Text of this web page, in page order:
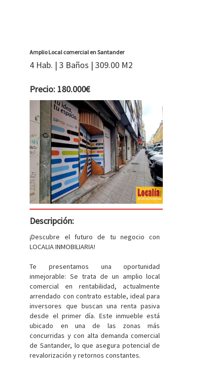
Amplio Local comercial en Santander
4 Hab. | 3 Baños | 309.00 M2
Precio: 180.000€
Descripción:
¡Descubre el futuro de tu negocio con
LOCALIA INMOBILIARIA!
Te presentamos una oportunidad
inmejorable: Se trata de un amplio local
comercial en rentabilidad, actualmente
arrendado con contrato estable, ideal para
inversores que buscan una renta pasiva
desde el primer día. Este inmueble está
ubicado en una de las zonas más
concurridas y con alta demanda comercial
de Santander, lo que asegura potencial de
revalorización y retornos constantes.